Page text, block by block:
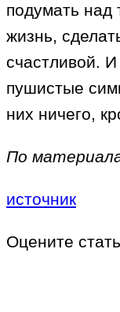
подумать над
жизнь,
счастливой. И
пушистые
них ничего,
По
источник
Оцените